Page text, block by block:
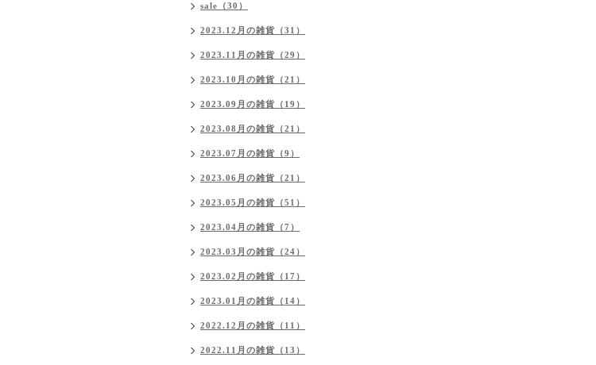
sale（30）
2023.12月の雑貨（31）
2023.11月の雑貨（29）
2023.10月の雑貨（21）
2023.09月の雑貨（19）
2023.08月の雑貨（21）
2023.07月の雑貨（9）
2023.06月の雑貨（21）
2023.05月の雑貨（51）
2023.04月の雑貨（7）
2023.03月の雑貨（24）
2023.02月の雑貨（17）
2023.01月の雑貨（14）
2022.12月の雑貨（11）
2022.11月の雑貨（13）